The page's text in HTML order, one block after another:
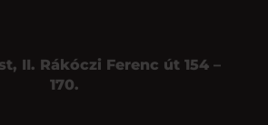
II. Rákóczi Ferenc út 154 –
170.